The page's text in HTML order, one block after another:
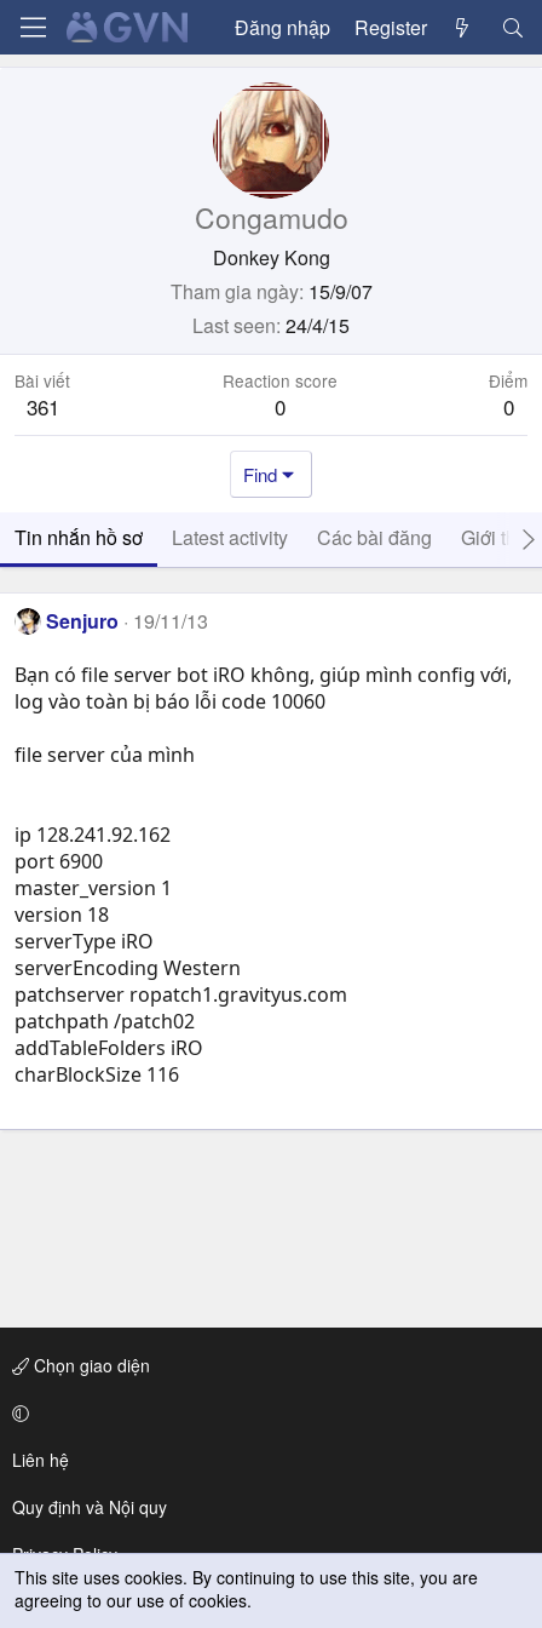
Đăng nhập Register
Congamudo
Donkey Kong
Tham gia ngày 15/9/07
Last seen 24/4/15
Bài viết
361
Reaction score
0
Điểm
0
Find
Tin nhắn hồ sơ Latest activity Các bài đăng Giới thiệu
Senjuro 19/11/13
Bạn có file server bot iRO không, giúp mình config với,
log vào toàn bị báo lỗi code 10060
file server của mình
ip 128.241.92.162
port 6900
master_version 1
version 18
serverType iRO
serverEncoding Western
patchserver ropatch1.gravityus.com
patchpath /patch02
addTableFolders iRO
charBlockSize 116
Chọn giao diện
Liên hệ
Quy định và Nội quy
Privacy Policy
Trợ giúp
This site uses cookies. By continuing to use this site, you are
agreeing to our use of cookies.